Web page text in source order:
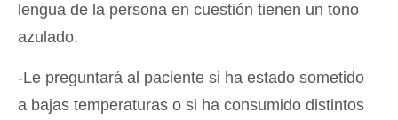
lengua de la persona en cuestión tienen un tono
azulado.
-Le preguntará al paciente si ha estado sometido
a bajas temperaturas o si ha consumido distintos